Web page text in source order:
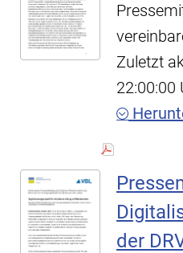
Zuletzt
22:00:00
der